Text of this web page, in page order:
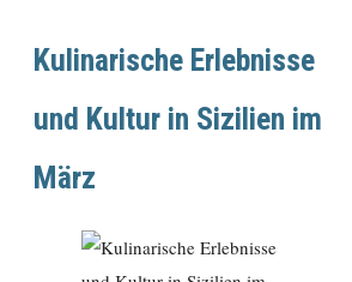
Kulinarische Erlebnisse
und Kultur in Sizilien im
März